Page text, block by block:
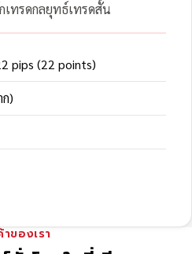
ทรดกลยุทธ์เทรดสั้น
pips (22 points)
)
ของเรา